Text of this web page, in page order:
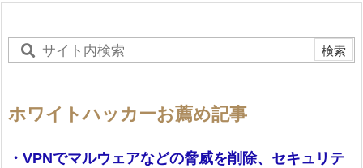
ホワイトハッカーお薦め記事
・VPNでマルウェアなどの脅威を削除、セキュリテ